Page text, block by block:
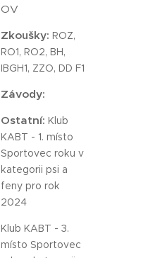
OV
Zkoušky: ROZ,
RO1, RO2, BH,
IBGH1, ZZO, DD F1
Závody:
Ostatní: Klub
KABT - 1. místo
Sportovec roku v
kategorii psi a
feny pro rok
2024
Klub KABT - 3.
místo Sportovec